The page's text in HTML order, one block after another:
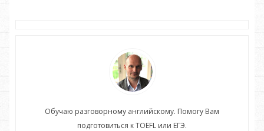
Обучаю разговорному английскому. Помогу Вам
подготовиться к TOEFL или ЕГЭ.